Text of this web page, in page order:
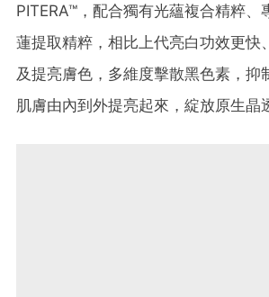
PITERA™，配合獨有光蘊複合精粹、
蓮提取精粹，相比上代亮白功效更快
及提亮膚色，多維度擊散黑色素，抑
肌膚由內到外提亮起來，綻放原生晶